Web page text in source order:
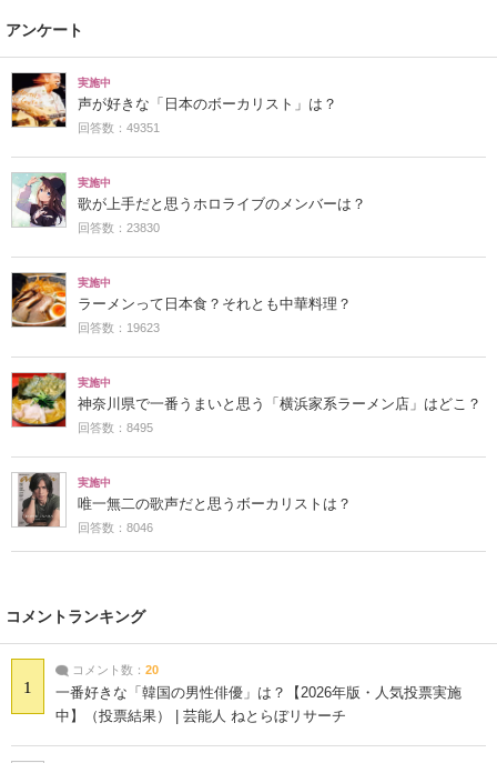
アンケート
実施中
声が好きな「日本のボーカリスト」は？
回答数：49351
実施中
歌が上手だと思うホロライブのメンバーは？
回答数：23830
実施中
ラーメンって日本食？それとも中華料理？
回答数：19623
実施中
神奈川県で一番うまいと思う「横浜家系ラーメン店」はどこ？
回答数：8495
実施中
唯一無二の歌声だと思うボーカリストは？
回答数：8046
コメントランキング
1
コメント数： 20
一番好きな「韓国の男性俳優」は？【2026年版・人気投票実施
中】（投票結果） | 芸能人 ねとらぼリサーチ